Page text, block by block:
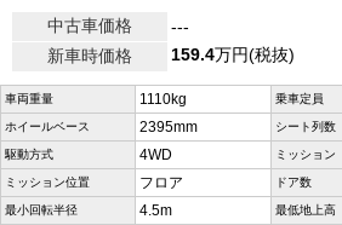
中古車価格
---
新車時価格
159.4万円(税抜)
車両重量 1110kg 乗車定員
ホイールベース 2395mm シート列数
駆動方式 4WD ミッション
ミッション位置 フロア ドア数
最小回転半径 4.5m 最低地上高